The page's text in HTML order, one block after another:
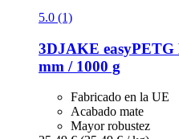
5.0 (1)
3DJAKE
mm / 1000 g
Fabricado en la UE
Acabado mate
Mayor robustez